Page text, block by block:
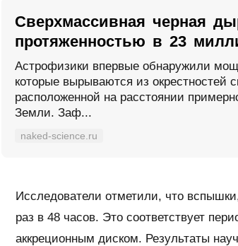
Сверхмассивная черная
протяженностью в 23
Астрофизики впервые обнаружили
которые вырываются из окрестностей
расположенной на расстоянии
Земли. Заф...
naked-science.ru
Исследователи отметили, что
раз в 48 часов. Это соответствует
аккреционным диском. Результаты